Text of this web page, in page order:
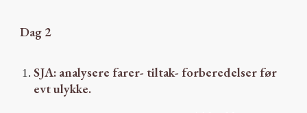
Dag 2
SJA: analysere farer- tiltak- forberedelser før
evt ulykke.